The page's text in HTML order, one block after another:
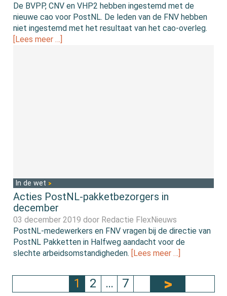
De BVPP, CNV en VHP2 hebben ingestemd met de
nieuwe cao voor PostNL. De leden van de FNV hebben
niet ingestemd met het resultaat van het cao-overleg.
[Lees meer …]
In de wet
Acties PostNL-pakketbezorgers in
december
03 december 2019 door Redactie FlexNieuws
PostNL-medewerkers en FNV vragen bij de directie van
PostNL Pakketten in Halfweg aandacht voor de
slechte arbeidsomstandigheden.
[Lees meer …]
1 2 … 7